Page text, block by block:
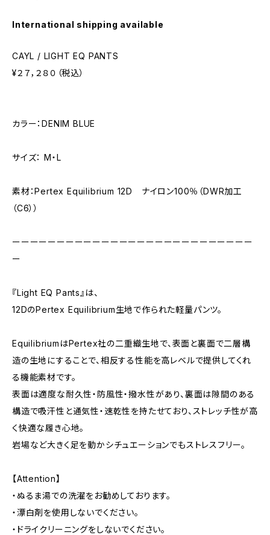
International shipping available
CAYL / LIGHT EQ PANTS
¥２７，２８０（税込）
カラー：DENIM BLUE
サイズ： M・L
素材：Pertex Equilibrium 12D ナイロン100％（DWR加工
（C6））
ーーーーーーーーーーーーーーーーーーーーーーーーーーー
ー
『Light EQ Pants』は、
12DのPertex Equilibrium生地で作られた軽量パンツ。
EquilibriumはPertex社の二重織生地で、表面と裏面で二層構
造の生地にすることで、相反する性能を高レベルで提供してくれ
る機能素材です。
表面は適度な耐久性・防風性・撥水性があり、裏面は隙間のある
構造で吸汗性と通気性・速乾性を持たせており、ストレッチ性が高
く快適な履き心地。
岩場など大きく足を動かシチュエーションでもストレスフリー。
【Attention】
・ぬるま湯での洗濯をお勧めしております。
・漂白剤を使用しないでください。
・ドライクリーニングをしないでください。